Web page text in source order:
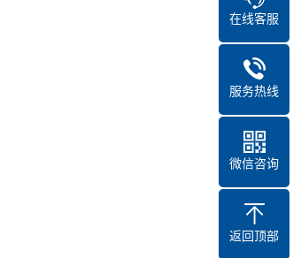
在线客服
服务热线
微信咨询
返回顶部